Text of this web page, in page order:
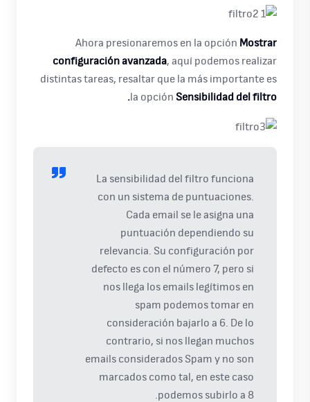
Ahora presionaremos en la opción Mostrar
configuración avanzada, aquí podemos realizar
distintas tareas, resaltar que la más importante es
la opción Sensibilidad del filtro.
La sensibilidad del filtro funciona
con un sistema de puntuaciones.
Cada email se le asigna una
puntuación dependiendo su
relevancia. Su configuración por
defecto es con el número 7, pero si
nos llega los emails legítimos en
spam podemos tomar en
consideración bajarlo a 6. De lo
contrario, si nos llegan muchos
emails considerados Spam y no son
marcados como tal, en este caso
podemos subirlo a 8.